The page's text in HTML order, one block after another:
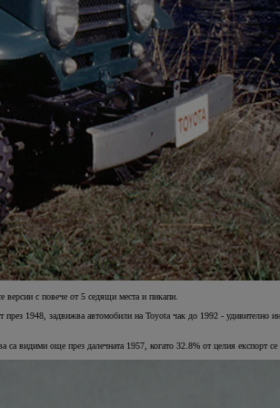
версии с повече от 5 седящи места и пикапи.
1948, задвижва автомобили на Toyota чак до 1992 - удивително
видими още през далечната 1957, когато 32.8% от целия експорт